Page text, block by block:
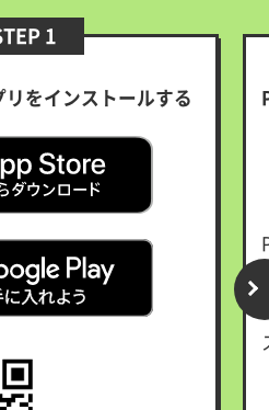
1
をインストールする